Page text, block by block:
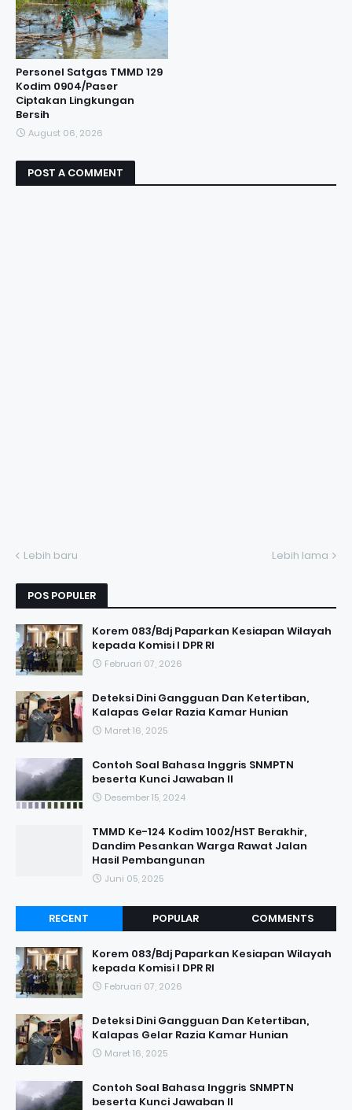
Personel Satgas TMMD 129
Kodim 0904/Paser
Ciptakan Lingkungan
Bersih
August 06, 2026
POST A COMMENT
Lebih baru Lebih lama
POS POPULER
Korem 083/Bdj Paparkan Kesiapan Wilayah
kepada Komisi I DPR RI
Februari 07, 2026
Deteksi Dini Gangguan Dan Ketertiban,
Kalapas Gelar Razia Kamar Hunian
Maret 16, 2025
Contoh Soal Bahasa Inggris SNMPTN
beserta Kunci Jawaban II
Desember 15, 2024
TMMD Ke-124 Kodim 1002/HST Berakhir,
Dandim Pesankan Warga Rawat Jalan
Hasil Pembangunan
Juni 05, 2025
RECENT POPULAR COMMENTS
Korem 083/Bdj Paparkan Kesiapan Wilayah
kepada Komisi I DPR RI
Februari 07, 2026
Deteksi Dini Gangguan Dan Ketertiban,
Kalapas Gelar Razia Kamar Hunian
Maret 16, 2025
Contoh Soal Bahasa Inggris SNMPTN
beserta Kunci Jawaban II